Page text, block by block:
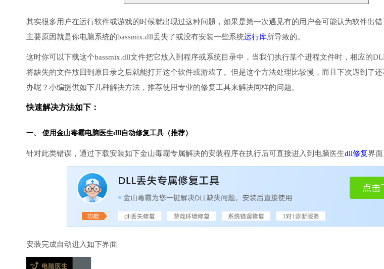
其实很多用户在运行软件或游戏的时候就出现过这种问题，如果是第一次遇见有的用户会可能认为软件出
主要原因就是你电脑系统的bassmix.dll丢失了或没有安装一些系统运行库所导致的。
这时你可以下载这个bassmix.dll文件把它放入到程序或系统目录中，当我们执行某个进程文件时，相应的
将缺失的文件放回到原目录之后就能打开这个软件或游戏了。但是这个方法处理比较慢，而且下次遇到了
办呢？小编提供如下几种解决方法，推荐使用专业的修复工具来解决同样的问题。
快速解决方法如下：
一、 使用金山毒霸电脑医生dll自动修复工具（推荐）
针对此类错误，通过下载安装如下金山毒霸专属解决的安装程序在执行后可直接进入到电脑医生dll修复界面
安装完成自动进入如下界面